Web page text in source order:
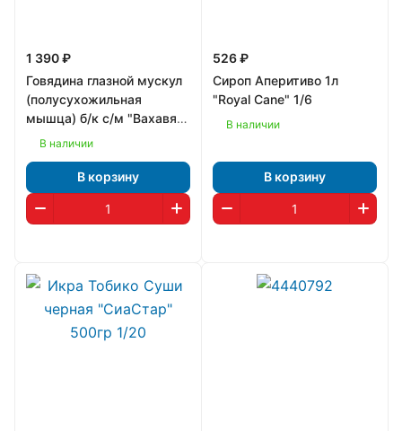
1 390 ₽
Говядина глазной мускул
(полусухожильная
мышца) б/к с/м "Вахавяк
Плюс" фас.
В наличии
В корзину
526 ₽
Сироп Аперитиво 1л
"Royal Cane" 1/6
В наличии
В корзину